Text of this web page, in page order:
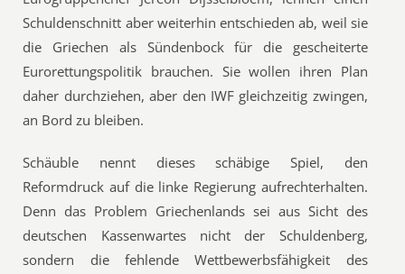
Schuldenschnitt aber weiterhin entschieden ab, weil sie
die Griechen als Sündenbock für die gescheiterte
Eurorettungspolitik brauchen. Sie wollen ihren Plan
daher durchziehen, aber den IWF gleichzeitig zwingen,
an Bord zu bleiben.
Schäuble nennt dieses schäbige Spiel, den
Reformdruck auf die linke Regierung aufrechterhalten.
Denn das Problem Griechenlands sei aus Sicht des
deutschen Kassenwartes nicht der Schuldenberg,
sondern die fehlende Wettbewerbsfähigkeit des